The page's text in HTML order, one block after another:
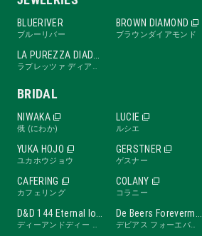
BLUERIVER
ブルーリバー
BROWN DIAMOND
ブラウンダイアモンド
LA PUREZZA DIADE
ラプレッツァ ディアーデ
BRIDAL
NIWAKA
俄 (にわか)
LUCIE
ルシエ
YUKA HOJO
ユカホウジョウ
GERSTNER
ゲスナー
CAFERING
カフェリング
COLANY
コラニー
D&D 144 Eternal love band
ディーアンドディー ワンフォーティーフォー エターナルラブバンド
De Beers Forevermark
デビアス フォーエバーマーク